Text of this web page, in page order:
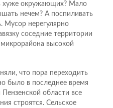
хуже окружающих? Мало
нечем? А поспиливать
Мусор нерегулярно
соседние территории
высокой
что пора переходить
было в последнее время
области все
строятся. Сельское